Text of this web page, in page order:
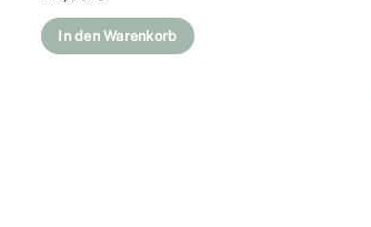
In den Warenkorb